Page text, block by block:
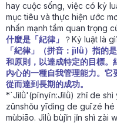
hay cuộc sống, việc có kỷ
mục tiêu và thực hiện ước
nhấn mạnh tầm quan trọng
什麼是「紀律」
？Kỷ luật là
「紀律」（拼音：jìlǜ）指的
和原則，以達成特定的目標。
內心的一種自我管理能力。它
從而達到長期的成功。
*`Jìlǜ'(pīnyīn:Jìlǜ) zhǐ de shì
zūnshǒu yīdìng de guīzé
mùbiāo. Jìlǜ bùjǐn jǐn shì zài